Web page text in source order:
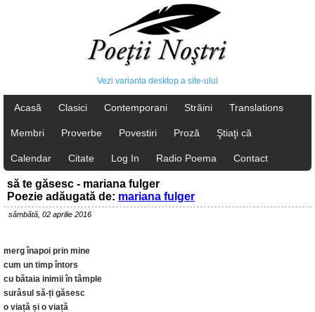
Vezi varianta desktop a site-ului
Acasă Clasici Contemporani Străini Translations
Membri Proverbe Povestiri Proză Ştiaţi că
Calendar Citate Log In Radio Poema Contact
să te găsesc - mariana fulger
Poezie adăugată de: mariana fulger
sâmbătă, 02 aprilie 2016
merg înapoi prin mine
cum un timp întors
cu bătaia inimii în tâmple
surâsul să-ți găsesc
o viață și o viață